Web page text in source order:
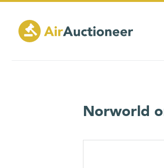
main
content
Norworld